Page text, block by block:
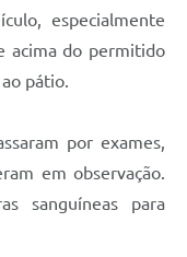
especialmente
acima do permitido
pátio.
por exames,
em observação.
sanguíneas para